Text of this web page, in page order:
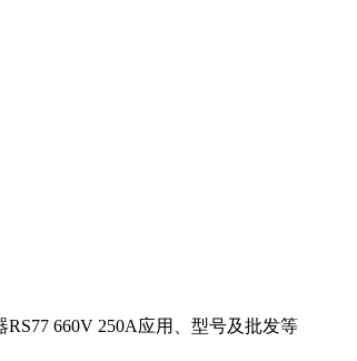
660V 250A应用、型号及批发等